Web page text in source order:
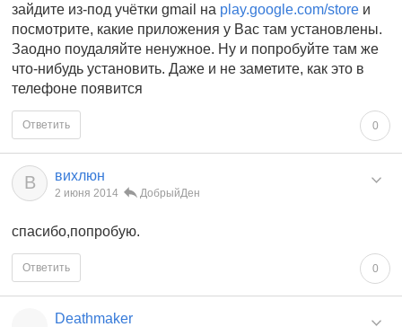
зайдите из-под учётки gmail на play.google.com/store и
посмотрите, какие приложения у Вас там установлены.
Заодно поудаляйте ненужное. Ну и попробуйте там же
что-нибудь установить. Даже и не заметите, как это в
телефоне появится
0
Ответить
В вихлюн
2 июня 2014 ДобрыйДен
спасибо,попробую.
0
Ответить
Deathmaker